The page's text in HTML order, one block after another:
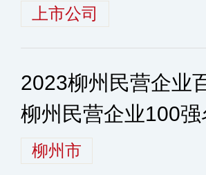
上市公司
2023柳州民营企业
柳州民营企业100强
柳州市